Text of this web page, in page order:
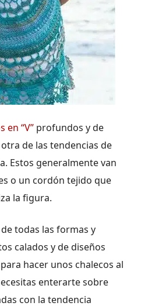
en “V” profundos y de
de las tendencias de
Estos generalmente van
o un cordón tejido que
la figura.
todas las formas y
calados y de diseños
hacer unos chalecos al
enterarte sobre
con la tendencia